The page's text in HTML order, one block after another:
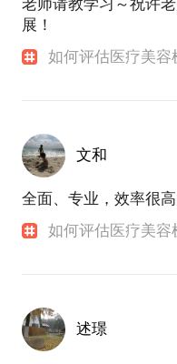
老师请教学习～祝许
展！
如何评估医疗美容
文和
全面、专业，效率很
如何评估医疗美容
述璟